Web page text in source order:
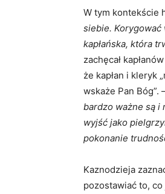
W tym kontekście
siebie. Korygować
kapłańska, która
zachęcał
że kapłan i kleryk
wskaże Pan Bóg”.
bardzo ważne są i
wyjść jako
pokonanie
Kaznodzieja
pozostawiać to,